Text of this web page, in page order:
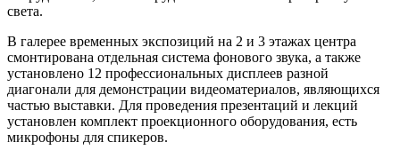
света.
В галерее временных экспозиций на 2 и 3 этажах центра
смонтирована отдельная система фонового звука, а также
установлено 12 профессиональных дисплеев разной
диагонали для демонстрации видеоматериалов, являющихся
частью выставки. Для проведения презентаций и лекций
установлен комплект проекционного оборудования, есть
микрофоны для спикеров.